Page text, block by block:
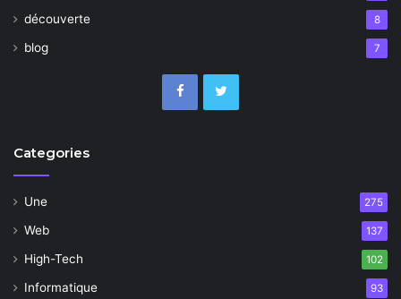
découverte 8
blog 7
Categories
Une 275
Web 137
High-Tech 102
Informatique 93